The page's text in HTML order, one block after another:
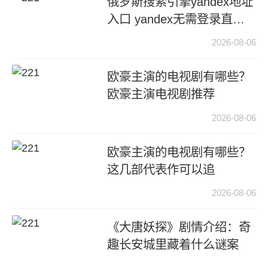
入口 yandex无需登录直接
2026-08-06
欧豪主演的电视剧有哪些？
欧豪主演电视剧推荐
2026-08-06
欧豪主演的电视剧有哪些？
这几部代表作可以追
2026-08-06
《大唐妖探》剧情介绍：奇
趣长安城里藏着什么谜案